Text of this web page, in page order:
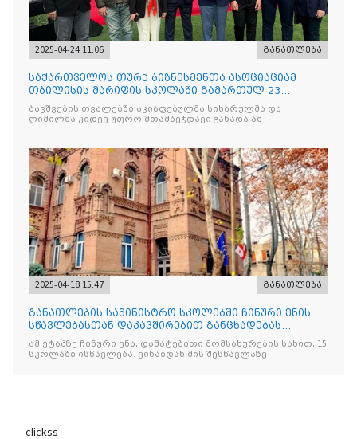
2025-04-24 11:06 განათლება
საქართველოს თურქ ბიზნესმენთა ასოციაციამ
თბილისის მარიფის სკოლაში გამართულ 23
აპრილის ეროვნული სუვერე
ბავშვების თვალებში აკიაფებულმა სიხარულმა და
ღიმილმა კიდევ უფრო შთამბეჭდავი გახადა ამ
2025-04-18 15:47 განათლება
განათლების სამინისტრო სკოლებში ჩინური ენის
სწავლებასთან დაკავშირებით განცხადებას
ავრცელებს
ამ ეტაპზე ჩინური ენა, დამატებითი მომსახურების სახით, 15
სკოლაში ისწავლება. ვინაიდან მის შესწავლაზე
clickss